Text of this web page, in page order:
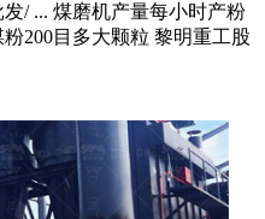
/ ... 煤磨机产量每小时产粉
200目多大颗粒 黎明重工股